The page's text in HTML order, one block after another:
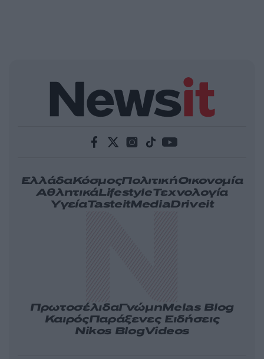
ΕλλάδαΚόσμοςΠολιτικήΟικονομία
ΑθλητικάLifestyleΤεχνολογία
ΥγείαTasteitMediaDriveit
ΠρωτοσέλιδαΓνώμηMelas Blog
ΚαιρόςΠαράξενες Ειδήσεις
Nikos BlogVideos